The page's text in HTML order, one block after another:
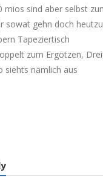
mios sind aber selbst
sowat gehn doch
Tapeziertisch
zum Ergötzen,
siehts nämlich aus